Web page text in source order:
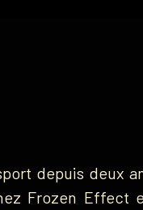
depuis deux
Frozen Effect